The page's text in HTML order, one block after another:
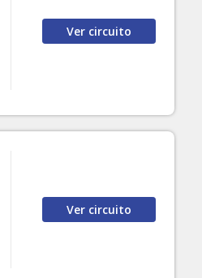
Ver circuito
Ver circuito